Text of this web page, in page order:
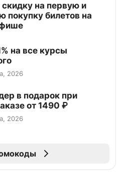
на первую и
покупку билетов на
на все курсы
2026
в подарок при
от 1490 ₽
2026